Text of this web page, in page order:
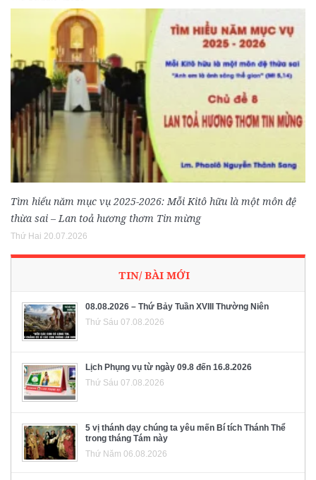
Tìm hiểu năm mục vụ 2025-2026: Mỗi Kitô hữu là một môn đệ
thừa sai – Lan toả hương thơm Tin mừng
Thứ Hai 20.07.2026
TIN/ BÀI MỚI
08.08.2026 – Thứ Bảy Tuần XVIII Thường Niên
Thứ Sáu 07.08.2026
Lịch Phụng vụ từ ngày 09.8 đến 16.8.2026
Thứ Sáu 07.08.2026
5 vị thánh dạy chúng ta yêu mến Bí tích Thánh Thể
trong tháng Tám này
Thứ Năm 06.08.2026